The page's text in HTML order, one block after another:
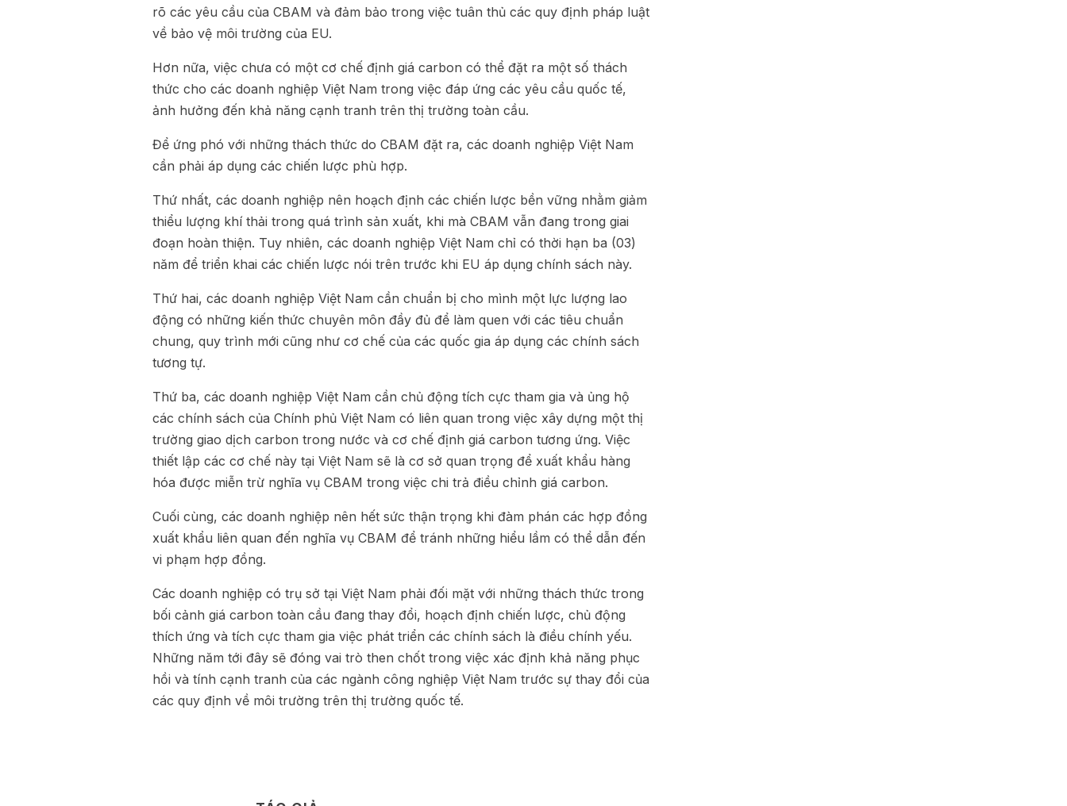
rõ các yêu cầu của CBAM và đảm bảo trong việc tuân thủ các quy định pháp luật
về bảo vệ môi trường của EU.
Hơn nữa, việc chưa có một cơ chế định giá carbon có thể đặt ra một số thách
thức cho các doanh nghiệp Việt Nam trong việc đáp ứng các yêu cầu quốc tế,
ảnh hưởng đến khả năng cạnh tranh trên thị trường toàn cầu.
Để ứng phó với những thách thức do CBAM đặt ra, các doanh nghiệp Việt Nam
cần phải áp dụng các chiến lược phù hợp.
Thứ nhất, các doanh nghiệp nên hoạch định các chiến lược bền vững nhằm giảm
thiểu lượng khí thải trong quá trình sản xuất, khi mà CBAM vẫn đang trong giai
đoạn hoàn thiện. Tuy nhiên, các doanh nghiệp Việt Nam chỉ có thời hạn ba (03)
năm để triển khai các chiến lược nói trên trước khi EU áp dụng chính sách này.
Thứ hai, các doanh nghiệp Việt Nam cần chuẩn bị cho mình một lực lượng lao
động có những kiến thức chuyên môn đầy đủ để làm quen với các tiêu chuẩn
chung, quy trình mới cũng như cơ chế của các quốc gia áp dụng các chính sách
tương tự.
Thứ ba, các doanh nghiệp Việt Nam cần chủ động tích cực tham gia và ủng hộ
các chính sách của Chính phủ Việt Nam có liên quan trong việc xây dựng một thị
trường giao dịch carbon trong nước và cơ chế định giá carbon tương ứng. Việc
thiết lập các cơ chế này tại Việt Nam sẽ là cơ sở quan trọng để xuất khẩu hàng
hóa được miễn trừ nghĩa vụ CBAM trong việc chi trả điều chỉnh giá carbon.
Cuối cùng, các doanh nghiệp nên hết sức thận trọng khi đàm phán các hợp đồng
xuất khẩu liên quan đến nghĩa vụ CBAM để tránh những hiểu lầm có thể dẫn đến
vi phạm hợp đồng.
Các doanh nghiệp có trụ sở tại Việt Nam phải đối mặt với những thách thức trong
bối cảnh giá carbon toàn cầu đang thay đổi, hoạch định chiến lược, chủ động
thích ứng và tích cực tham gia việc phát triển các chính sách là điều chính yếu.
Những năm tới đây sẽ đóng vai trò then chốt trong việc xác định khả năng phục
hồi và tính cạnh tranh của các ngành công nghiệp Việt Nam trước sự thay đổi của
các quy định về môi trường trên thị trường quốc tế.